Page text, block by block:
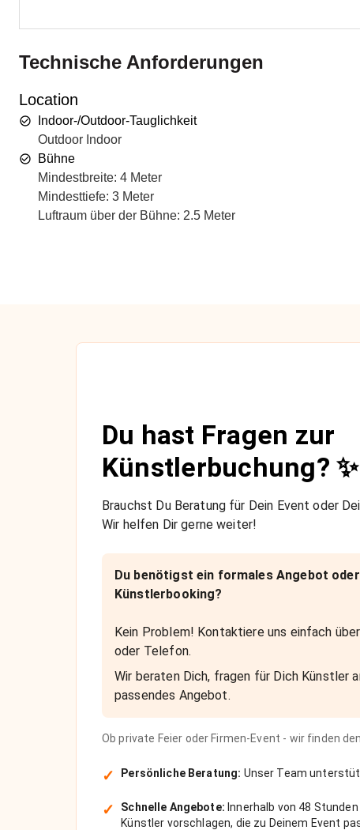
Technische Anforderungen
Location
Indoor-/Outdoor-Tauglichkeit
Outdoor Indoor
Bühne
Mindestbreite: 4 Meter
Mindesttiefe: 3 Meter
Luftraum über der Bühne: 2.5 Meter
Du hast Fragen zur
Künstlerbuchung? ✨
Brauchst Du Beratung für Dein Event oder
Wir helfen Dir gerne weiter!
Du benötigst ein formales Angebot
Künstlerbooking?
Kein Problem! Kontaktiere uns einfach
oder Telefon.
Wir beraten Dich, fragen für Dich Künstler
passendes Angebot.
Ob private Feier oder Firmen-Event - wir finden
✓ Persönliche Beratung: Unser Team
✓ Schnelle Angebote: Innerhalb von 48
Künstler vorschlagen, die zu Deinem Event